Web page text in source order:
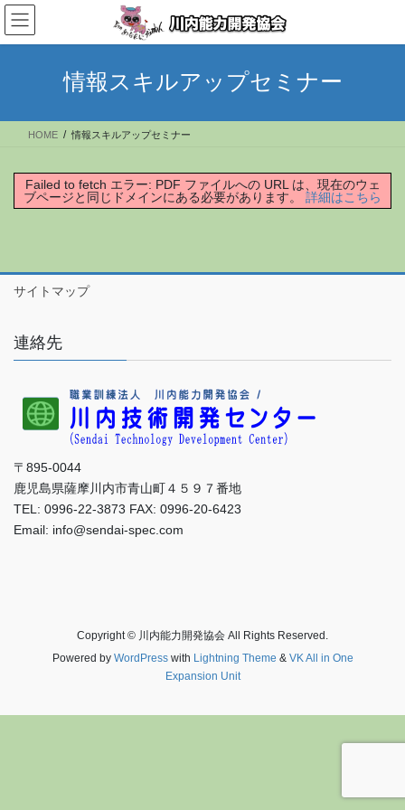
コ
ン
テ
ス
ナ
ビ
ゲ
ン
情報スキルアップセミナー
HOME 情報スキルアップセミナー
Failed to fetch エラー: PDF ファイルへの URL は、現在のウェ
ブページと同じドメインにある必要があります。 詳細はこちら
サイトマップ
連絡先
〒895-0044
鹿児島県薩摩川内市青山町４５９７番地
TEL: 0996-22-3873 FAX: 0996-20-6423
Email: info@sendai-spec.com
Copyright © 川内能力開発協会 All Rights Reserved.
Powered by WordPresswith Lightning Theme & VK All in One
Expansion Unit